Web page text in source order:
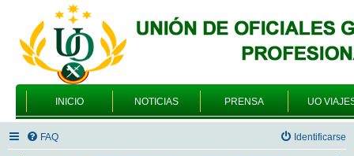
INICIO NOTICIAS PRENSA UO
FAQ Identificarse